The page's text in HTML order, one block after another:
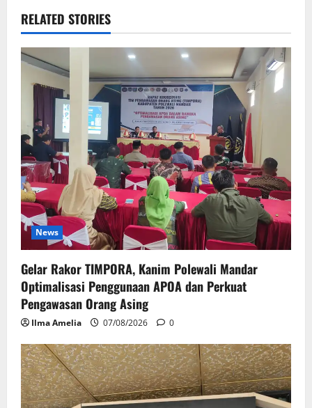
RELATED STORIES
News
Gelar Rakor TIMPORA, Kanim Polewali Mandar
Optimalisasi Penggunaan APOA dan Perkuat
Pengawasan Orang Asing
Ilma Amelia 07/08/2026 0